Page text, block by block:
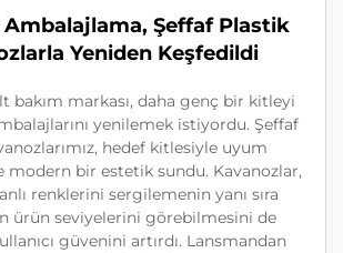
Şeffaf Plastik
Yeniden Keşfedildi
bakım markası, daha genç bir kitleyi
yenilemek istiyordu. Şeffaf
hedef kitlesiyle uyum
modern bir estetik sundu. Kavanozlar,
renklerini sergilemenin yanı sıra
ürün seviyelerini görebilmesini de
güvenini artırdı. Lansmandan